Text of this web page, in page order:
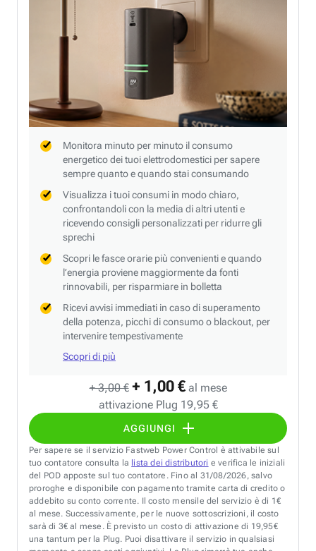
+ 3,00 € + 1,00 € al mese
attivazione Plug 19,95 €
AGGIUNGI
Monitora minuto per minuto il consumo
energetico dei tuoi elettrodomestici per sapere
sempre quanto e quando stai consumando
Visualizza i tuoi consumi in modo chiaro,
confrontandoli con la media di altri utenti e
ricevendo consigli personalizzati per ridurre gli
sprechi
Scopri le fasce orarie più convenienti e quando
l’energia proviene maggiormente da fonti
rinnovabili, per risparmiare in bolletta
Ricevi avvisi immediati in caso di superamento
della potenza, picchi di consumo o blackout, per
intervenire tempestivamente
Scopri di più
Per sapere se il servizio Fastweb Power Control è attivabile sul
tuo contatore consulta la lista dei distributori e verifica le iniziali
del POD apposte sul tuo contatore. Fino al 31/08/2026, salvo
proroghe e disponibile con pagamento tramite carta di credito o
addebito su conto corrente. Il costo mensile del servizio è di 1€
al mese. Successivamente, per le nuove sottoscrizioni, il costo
sarà di 3€ al mese. È previsto un costo di attivazione di 19,95€
una tantum per la Plug. Puoi disattivare il servizio in qualsiasi